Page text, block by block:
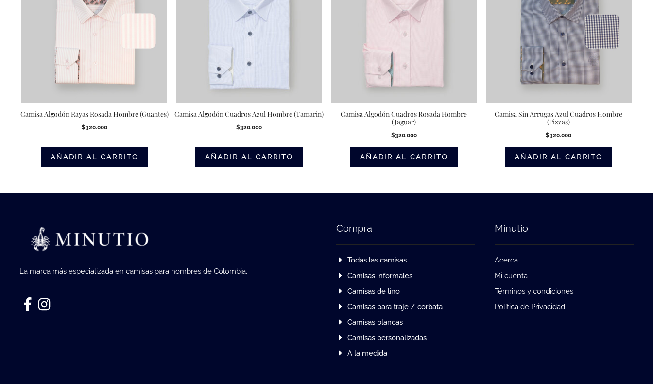
Camisa Algodón Rayas Rosada Hombre (Guantes)
$320.000
AÑADIR AL CARRITO
Camisa Algodón Cuadros Azul Hombre (Tamarin)
$320.000
AÑADIR AL CARRITO
Camisa Algodón Cuadros Rosada Hombre
(Jaguar)
$320.000
AÑADIR AL CARRITO
Camisa Sin Arrugas Azul Cuadros Hombre
(Pizzas)
$320.000
AÑADIR AL CARRITO
La marca más especializada en camisas para hombres de Colombia.
Compra
Todas las camisas
Camisas informales
Camisas de lino
Camisas para traje / corbata
Camisas blancas
Camisas personalizadas
A la medida
Minutio
Acerca
Mi cuenta
Términos y condiciones
Política de Privacidad